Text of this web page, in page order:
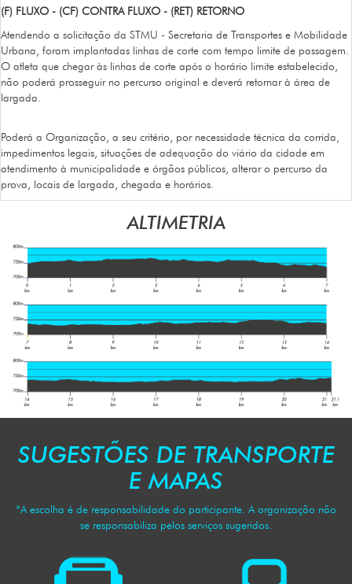
(F) FLUXO - (CF) CONTRA FLUXO - (RET) RETORNO
Atendendo a solicitação da STMU - Secretaria de Transportes e Mobilidade
Urbana, foram implantadas linhas de corte com tempo limite de passagem.
O atleta que chegar às linhas de corte após o horário limite estabelecido,
não poderá prosseguir no percurso original e deverá retornar à área de
largada.
Poderá a Organização, a seu critério, por necessidade técnica da corrida,
impedimentos legais, situações de adequação do viário da cidade em
atendimento à municipalidade e órgãos públicos, alterar o percurso da
prova, locais de largada, chegada e horários.
ALTIMETRIA
SUGESTÕES DE TRANSPORTE
E MAPAS
*A escolha é de responsabilidade do participante. A organização não
se responsabiliza pelos serviços sugeridos.